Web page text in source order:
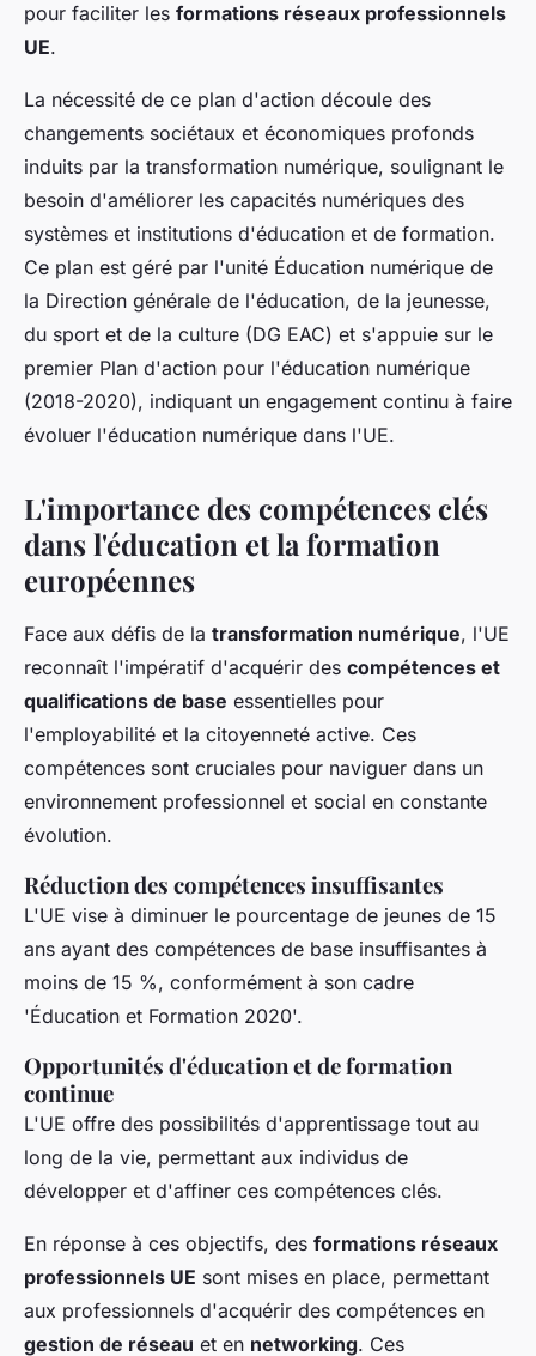
pour faciliter les formations réseaux professionnels
UE.
La nécessité de ce plan d'action découle des
changements sociétaux et économiques profonds
induits par la transformation numérique, soulignant le
besoin d'améliorer les capacités numériques des
systèmes et institutions d'éducation et de formation.
Ce plan est géré par l'unité Éducation numérique de
la Direction générale de l'éducation, de la jeunesse,
du sport et de la culture (DG EAC) et s'appuie sur le
premier Plan d'action pour l'éducation numérique
(2018-2020), indiquant un engagement continu à faire
évoluer l'éducation numérique dans l'UE.
L'importance des compétences clés
dans l'éducation et la formation
européennes
Face aux défis de la transformation numérique, l'UE
reconnaît l'impératif d'acquérir des compétences et
qualifications de base essentielles pour
l'employabilité et la citoyenneté active. Ces
compétences sont cruciales pour naviguer dans un
environnement professionnel et social en constante
évolution.
Réduction des compétences insuffisantes
L'UE vise à diminuer le pourcentage de jeunes de 15
ans ayant des compétences de base insuffisantes à
moins de 15 %, conformément à son cadre
'Éducation et Formation 2020'.
Opportunités d'éducation et de formation
continue
L'UE offre des possibilités d'apprentissage tout au
long de la vie, permettant aux individus de
développer et d'affiner ces compétences clés.
En réponse à ces objectifs, des formations réseaux
professionnels UE sont mises en place, permettant
aux professionnels d'acquérir des compétences en
gestion de réseau et en networking. Ces